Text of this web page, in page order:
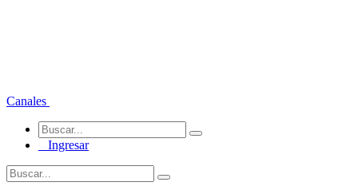
Canales
Ingresar